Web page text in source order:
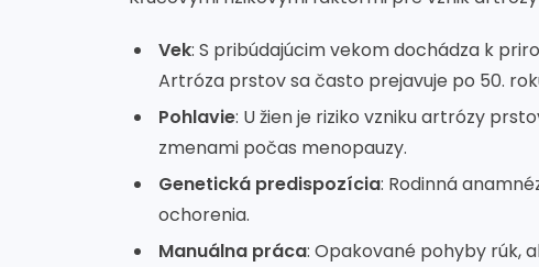
Vek: S pribúdajúcim vekom dochádza k
Artróza prstov sa často prejavuje po 50.
Pohlavie: U žien je riziko vzniku artrózy
zmenami počas menopauzy.
Genetická predispozícia: Rodinná
ochorenia.
Manuálna práca: Opakované pohyby rúk,